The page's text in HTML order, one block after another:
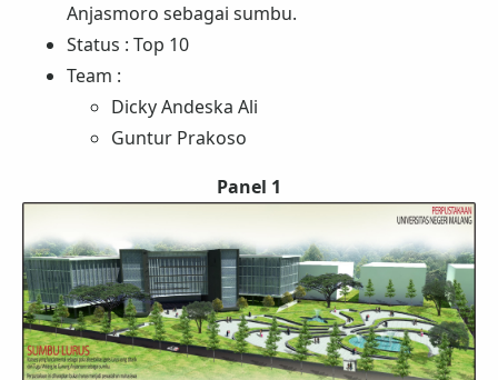
Anjasmoro sebagai sumbu.
Status : Top 10
Team :
Dicky Andeska Ali
Guntur Prakoso
Panel 1